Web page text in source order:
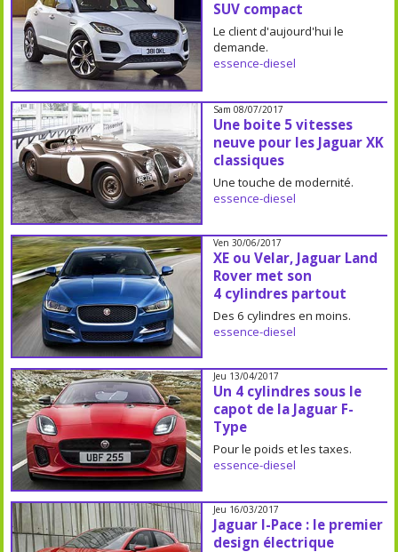
SUV compact
Le client d'aujourd'hui le
demande.
essence-diesel
Sam 08/07/2017
Une boite 5 vitesses
neuve pour les Jaguar XK
classiques
Une touche de modernité.
essence-diesel
Ven 30/06/2017
XE ou Velar, Jaguar Land
Rover met son
4 cylindres partout
Des 6 cylindres en moins.
essence-diesel
Jeu 13/04/2017
Un 4 cylindres sous le
capot de la Jaguar F-
Type
Pour le poids et les taxes.
essence-diesel
Jeu 16/03/2017
Jaguar I-Pace : le premier
design électrique